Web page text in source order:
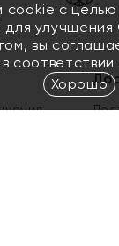
cookie с
для
вы
Хорошо